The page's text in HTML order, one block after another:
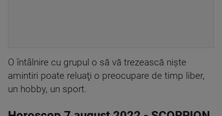
O întâlnire cu grupul o să vă trezească nişte
amintiri poate reluaţi o preocupare de timp liber,
un hobby, un sport.